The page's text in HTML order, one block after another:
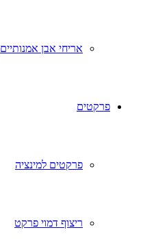
אריחי אבן אמנותיים
פרקטים
פרקטים למינציה
ריצוף דמוי פרקט